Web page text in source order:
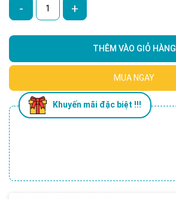
- +
THÊM VÀO GIỎ HÀNG
MUA NGAY
Khuyến mãi đặc biệt !!!